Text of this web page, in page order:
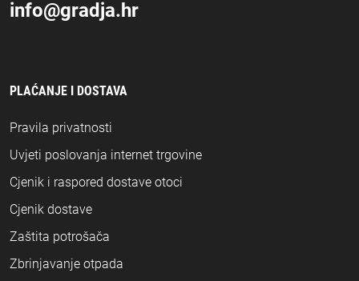
info@gradja.hr
PLAĆANJE I DOSTAVA
Pravila privatnosti
Uvjeti poslovanja internet trgovine
Cjenik i raspored dostave otoci
Cjenik dostave
Zaštita potrošača
Zbrinjavanje otpada